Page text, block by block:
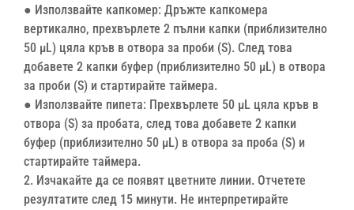
● Използвайте капкомер: Дръжте капкомера
вертикално, прехвърлете 2 пълни капки (приблизително
50 μL) цяла кръв в отвора за проби (S). След това
добавете 2 капки буфер (приблизително 50 μL) в отвора
за проби (S) и стартирайте таймера.
● Използвайте пипета: Прехвърлете 50 μL цяла кръв в
отвора (S) за пробата, след това добавете 2 капки
буфер (приблизително 50 μL) в отвора за проба (S) и
стартирайте таймера.
2. Изчакайте да се появят цветните линии. Отчетете
резултатите след 15 минути. Не интерпретирайте